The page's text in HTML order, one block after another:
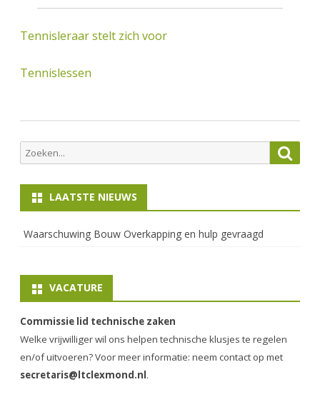
Tennisleraar stelt zich voor
Tennislessen
Zoeken
naar:
LAATSTE NIEUWS
Waarschuwing Bouw Overkapping en hulp gevraagd
VACATURE
Commissie lid technische zaken
Welke vrijwilliger wil ons helpen technische klusjes te regelen
en/of uitvoeren? Voor meer informatie: neem contact op met
secretaris@ltclexmond.nl .